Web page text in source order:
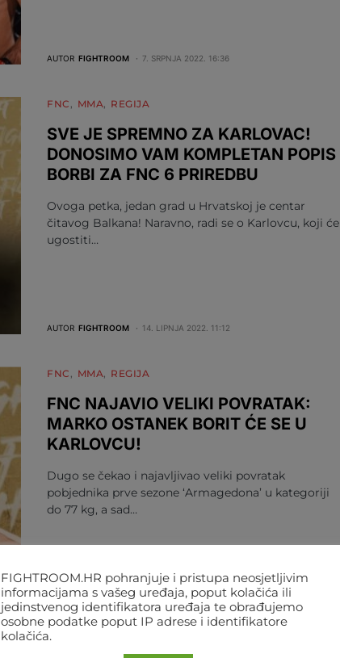
AUTOR FIGHTROOM 7. SRPNJA 2022. 16:36
FNC MMA REGIJA
SVE JE SPREMNO ZA KARLOVAC!
DONOSIMO VAM KOMPLETAN POPIS
BORBI ZA FNC 6 PRIREDBU
Ovoga petka, jedan grad u Hrvatskoj je centar
čitavog Balkana! Naravno, radi se o Karlovcu, koji će
ugostiti…
AUTOR FIGHTROOM 14. LIPNJA 2022. 11:12
FNC MMA REGIJA
FNC NAJAVIO VELIKI POVRATAK:
MARKO OSTANEK BORIT ĆE SE U
KARLOVCU!
Dugo se čekao i najavljivao veliki povratak
pobjednika prve sezone ‘Armagedona’ u kategoriji
do 77 kg, a sad…
AUTOR FIGHTROOM 31. SVIBNJA 2022. 21:51
FNC
FIGHTROOM.HR pohranjuje i pristupa neosjetljivim
informacijama s vašeg uređaja, poput kolačića ili
jedinstvenog identifikatora uređaja te obrađujemo
osobne podatke poput IP adrese i identifikatore
kolačića.